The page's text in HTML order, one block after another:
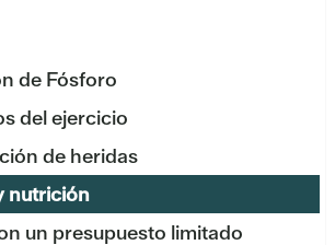
de Fósforo
del ejercicio
de heridas
nutrición
un presupuesto limitado